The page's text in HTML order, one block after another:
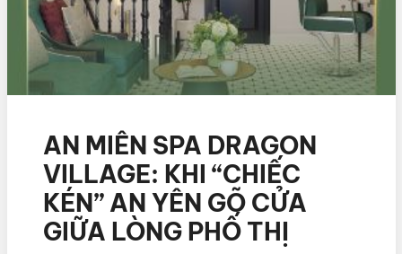
AN MIÊN SPA DRAGON
VILLAGE: KHI “CHIẾC
KÉN” AN YÊN GÕ CỬA
GIỮA LÒNG PHỐ THỊ